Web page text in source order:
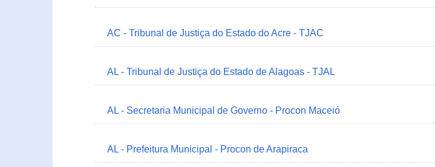
AC - Tribunal de Justiça do Estado do Acre - TJAC
AL - Tribunal de Justiça do Estado de Alagoas - TJAL
AL - Secretaria Municipal de Governo - Procon Maceió
AL - Prefeitura Municipal - Procon de Arapiraca